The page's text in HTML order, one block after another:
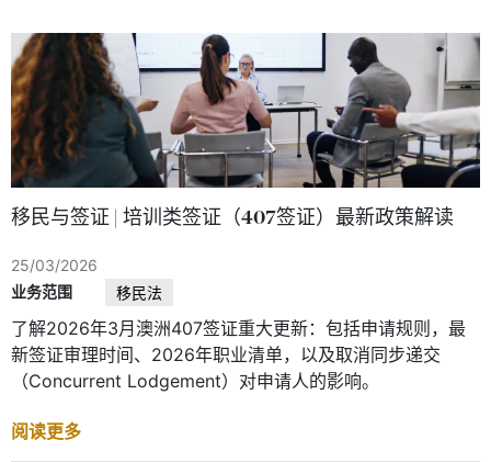
移民与签证 | 培训类签证（407签证）最新政策解读
25/03/2026
业务范围
移民法
了解2026年3月澳洲407签证重大更新：包括申请规则，最
新签证审理时间、2026年职业清单，以及取消同步递交
（Concurrent Lodgement）对申请人的影响。
阅读更多